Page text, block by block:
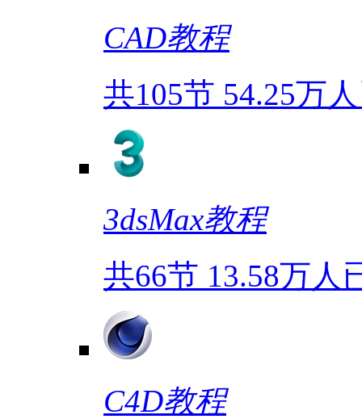
CAD教程
共105节 54.25万
3dsMax教程
共66节 13.58万人
C4D教程